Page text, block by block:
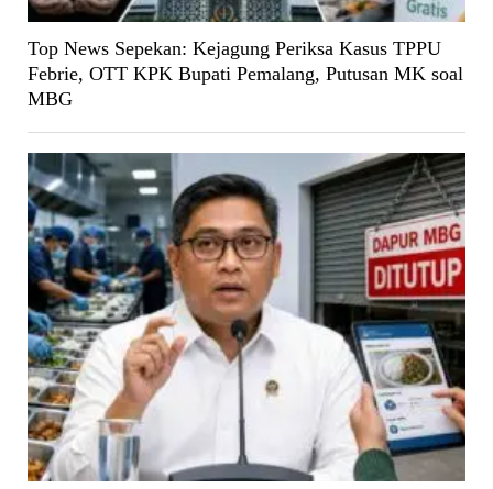
Top News Sepekan: Kejagung Periksa Kasus TPPU
Febrie, OTT KPK Bupati Pemalang, Putusan MK soal
MBG